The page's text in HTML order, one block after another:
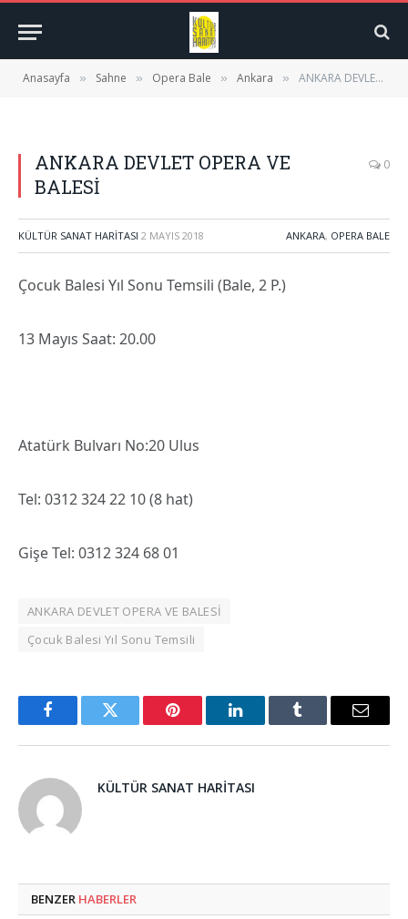
Anasayfa » Sahne » Opera Bale » Ankara » ANKARA DEVLET OPERA VE BALESİ
ANKARA DEVLET OPERA VE
BALESİ
0
KÜLTÜR SANAT HARITASI 2 MAYIS 2018 ANKARA, OPERA BALE
Çocuk Balesi Yıl Sonu Temsili (Bale, 2 P.)
13 Mayıs Saat: 20.00
Atatürk Bulvarı No:20 Ulus
Tel: 0312 324 22 10 (8 hat)
Gişe Tel: 0312 324 68 01
ANKARA DEVLET OPERA VE BALESİ
Çocuk Balesi Yıl Sonu Temsili
FacebookTwitter Pinterest LinkedInTumblr Email
KÜLTÜR SANAT HARITASI
BENZER HABERLER